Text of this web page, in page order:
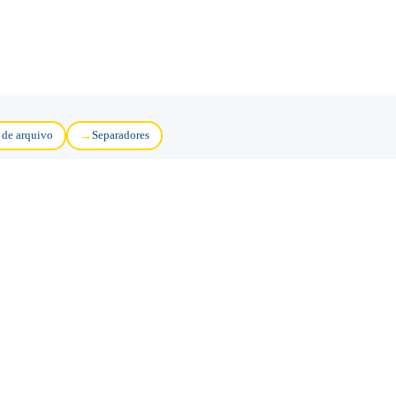
de arquivo Separadores